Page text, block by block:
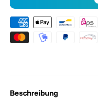
Zahlungsmethoden
Beschreibung